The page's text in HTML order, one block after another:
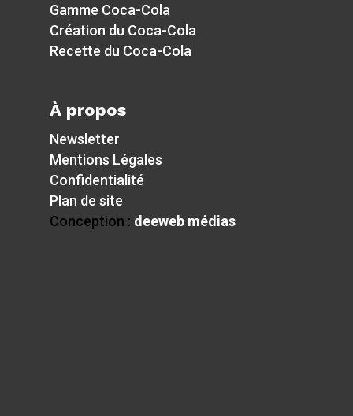
Gamme Coca-Cola
Création du Coca-Cola
Recette du Coca-Cola
À propos
Newsletter
Mentions Légales
Confidentialité
Plan de site
Conception : deeweb médias